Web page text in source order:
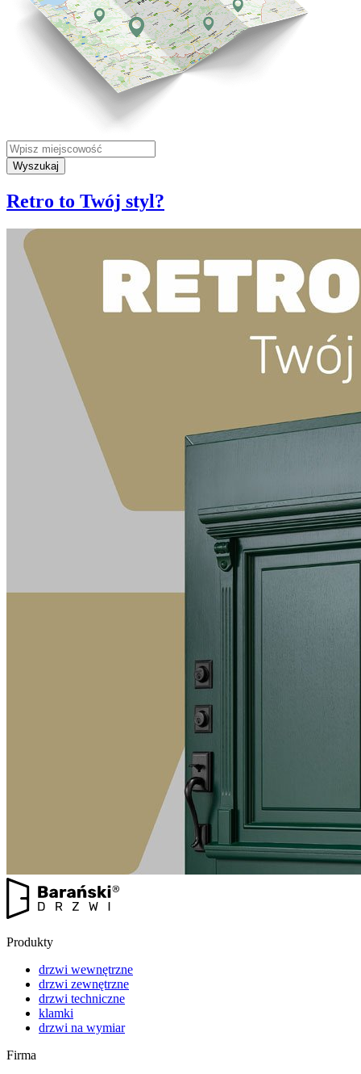
Wyszukaj
Retro to Twój styl?
Produkty
drzwi wewnętrzne
drzwi zewnętrzne
drzwi techniczne
klamki
drzwi na wymiar
Firma